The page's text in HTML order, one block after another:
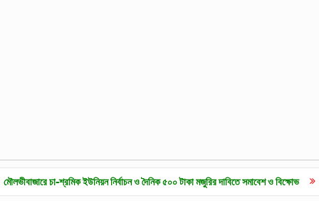
চা-শ্রমিক ইউনিয়ন নির্বাচন ও দৈনিক ৫০০ টাকা মজুরির দাবিতে সমাবেশ ও বিক্ষোভ হাকালুকি যুব